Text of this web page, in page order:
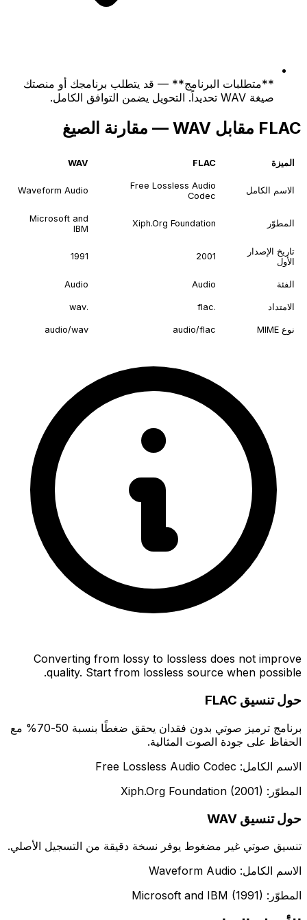
**متطلبات البرنامج** — قد يتطلب برنامجك أو منصتك
صيغة WAV تحديداً. التحويل يضمن التوافق الكامل.
FLAC مقابل WAV — مقارنة الصيغ
الميزة FLAC
WAV
الاسم الكامل
Free Lossless Audio
Codec
Waveform Audio
المطوّر Xiph.Org Foundation
Microsoft and
IBM
تاريخ الإصدار
الأول
2001
1991
الفئة Audio
Audio
الامتداد .flac
.wav
نوع MIME audio/flac
audio/wav
Converting from lossy to lossless does not improve
quality. Start from lossless source when possible.
حول تنسيق FLAC
برنامج ترميز صوتي بدون فقدان يحقق ضغطًا بنسبة 50-70% مع
الحفاظ على جودة الصوت المثالية.
الاسم الكامل: Free Lossless Audio Codec
المطوّر: Xiph.Org Foundation (2001)
حول تنسيق WAV
تنسيق صوتي غير مضغوط يوفر نسخة دقيقة من التسجيل الأصلي.
الاسم الكامل: Waveform Audio
المطوّر: Microsoft and IBM (1991)